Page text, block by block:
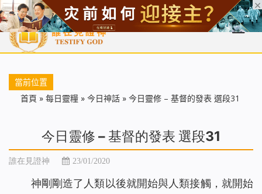
首頁 每日靈糧 天國福音 基督徒見證 信仰解答 聖經
當前位置
首頁 » 每日靈糧 » 今日神話 » 今日靈修 – 基督的發表 選段31
今日靈修 – 基督的發表 選段31
誰在見證神 23/01/2020
神剛剛造了人類以後就開始與人類接觸，就開始